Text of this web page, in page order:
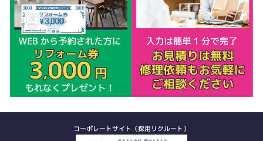
コーポレートサイト（採用リクルート）